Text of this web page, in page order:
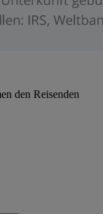
den Reisenden